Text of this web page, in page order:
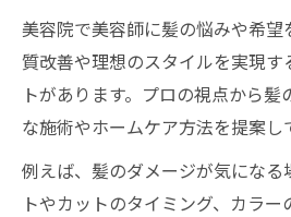
美容院で美容師に髪の悩みや希
質改善や理想のスタイルを実現す
トがあります。プロの視点から
な施術やホームケア方法を提案し
例えば、髪のダメージが気にな
トやカットのタイミング、カラ